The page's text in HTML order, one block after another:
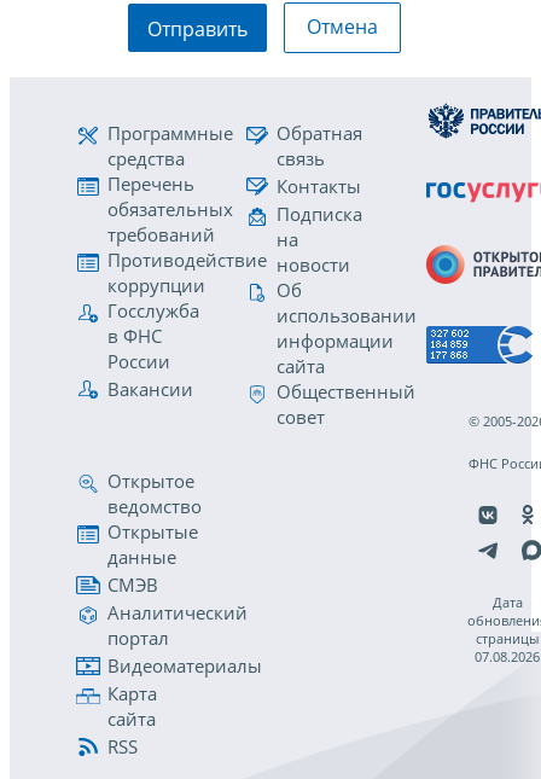
Отправить Отмена
Программные
средства
Перечень
обязательных
требований
Противодействие
коррупции
Госслужба
в ФНС
России
Вакансии
Обратная
связь
Контакты
Подписка
на
новости
Об
использовании
информации
сайта
Общественный
совет
Открытое
ведомство
Открытые
данные
СМЭВ
Аналитический
портал
Видеоматериалы
Карта
сайта
RSS
© 2005-
ФНС
Дата
страницы
07.08.2026